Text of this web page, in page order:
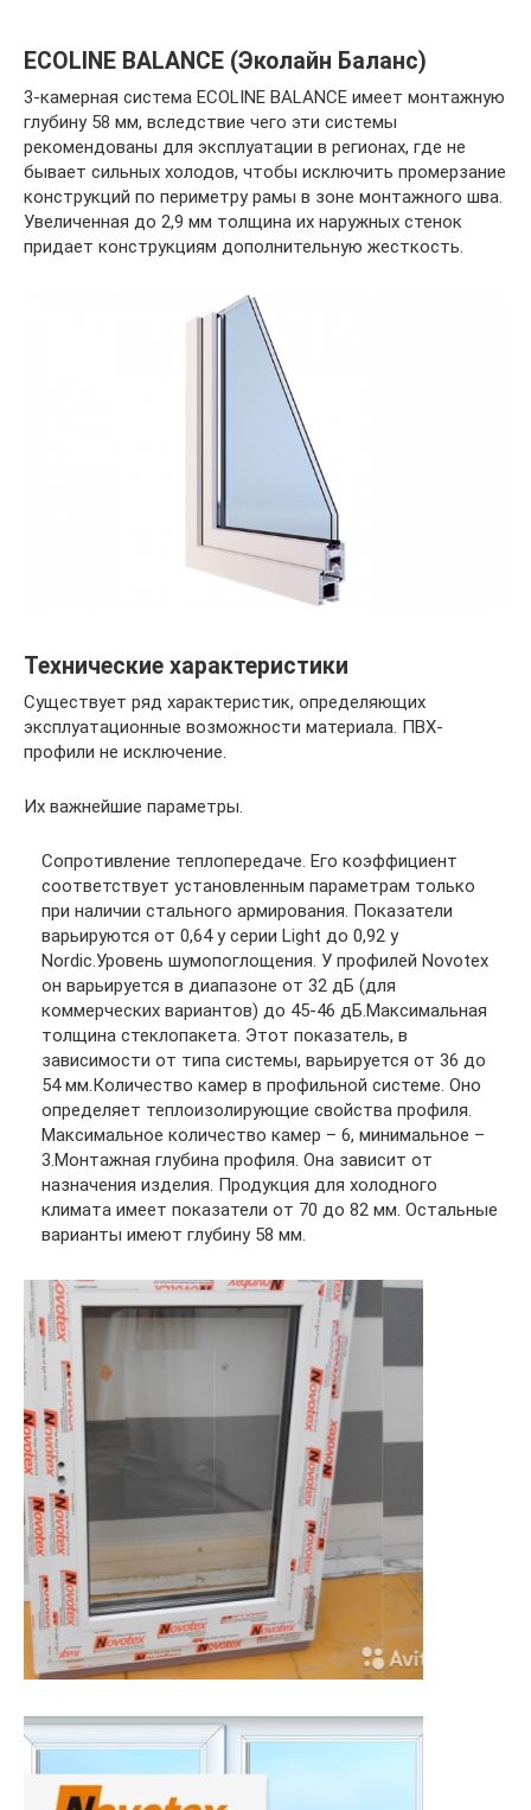
ECOLINE BALANCE (Эколайн Баланс)
3-камерная система ECOLINE BALANCE имеет монтажную
глубину 58 мм, вследствие чего эти системы
рекомендованы для эксплуатации в регионах, где не
бывает сильных холодов, чтобы исключить промерзание
конструкций по периметру рамы в зоне монтажного шва.
Увеличенная до 2,9 мм толщина их наружных стенок
придает конструкциям дополнительную жесткость.
Технические характеристики
Существует ряд характеристик, определяющих
эксплуатационные возможности материала. ПВХ-
профили не исключение.
Их важнейшие параметры.
Сопротивление теплопередаче. Его коэффициент
соответствует установленным параметрам только
при наличии стального армирования. Показатели
варьируются от 0,64 у серии Light до 0,92 у
Nordic.Уровень шумопоглощения. У профилей Novotex
он варьируется в диапазоне от 32 дБ (для
коммерческих вариантов) до 45-46 дБ.Максимальная
толщина стеклопакета. Этот показатель, в
зависимости от типа системы, варьируется от 36 до
54 мм.Количество камер в профильной системе. Оно
определяет теплоизолирующие свойства профиля.
Максимальное количество камер – 6, минимальное –
3.Монтажная глубина профиля. Она зависит от
назначения изделия. Продукция для холодного
климата имеет показатели от 70 до 82 мм. Остальные
варианты имеют глубину 58 мм.